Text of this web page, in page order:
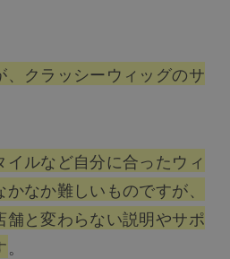
クラッシーウィッグのサ
ルなど自分に合ったウィ
なか難しいものですが、
と変わらない説明やサポ
。